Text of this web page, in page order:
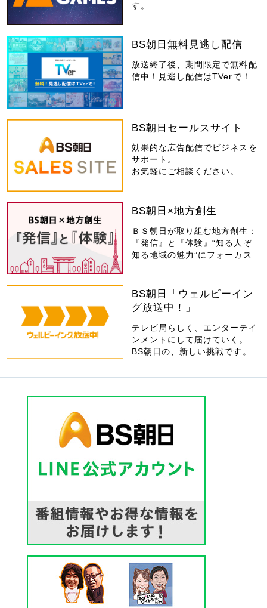
す。
BS朝日無料見逃し配信
放送終了後、期間限定で無料配
信中！見逃し配信はTVerで！
BS朝日セールスサイト
効果的な広告配信でビジネスを
サポート。
お気軽にご相談ください。
BS朝日×地方創生
ＢＳ朝日が取り組む地方創生：
『発信』と『体験』“知る人ぞ
知る地域の魅力”にフォーカス
BS朝日「ウェルビーイン
グ放送中！」
テレビ局らしく、エンターテイ
ンメントにして届けていく。
BS朝日の、新しい挑戦です。